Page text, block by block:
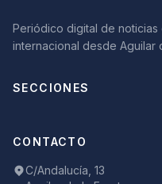
Periódico digital de
internacional desde Aguilar
SECCIONES
CONTACTO
C/Andalucía, 13